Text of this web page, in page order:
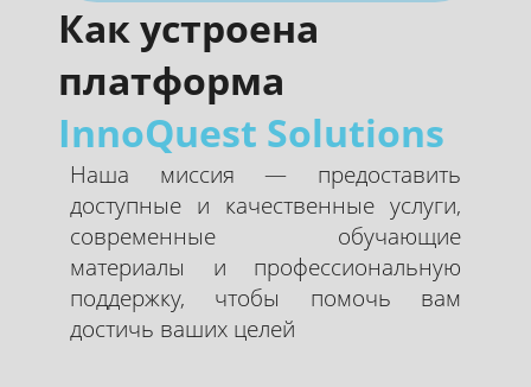
Как устроена
платформа
InnoQuest Solutions
Наша миссия — предоставить
доступные и качественные услуги,
современные обучающие
материалы и профессиональную
поддержку, чтобы помочь вам
достичь ваших целей